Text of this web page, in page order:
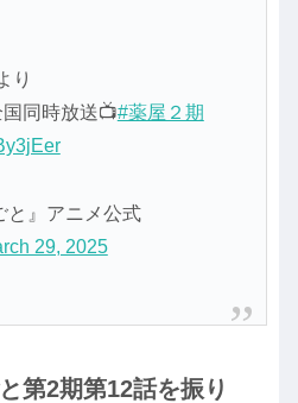
り
同時放送📺#薬屋２期
』アニメ公式
29, 2025
第2期第12話を振り